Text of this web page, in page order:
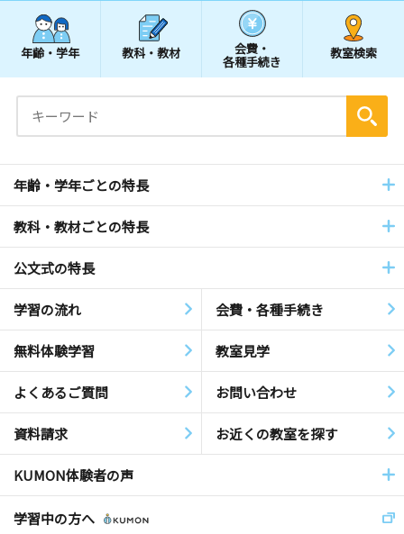
年齢・学年 教科・教材 会費・
各種手続き
教室検索
年齢・学年ごとの特長
教科・教材ごとの特長
公文式の特長
学習の流れ 会費・各種手続き
無料体験学習 教室見学
よくあるご質問 お問い合わせ
資料請求 お近くの教室を探す
KUMON体験者の声
学習中の方へ